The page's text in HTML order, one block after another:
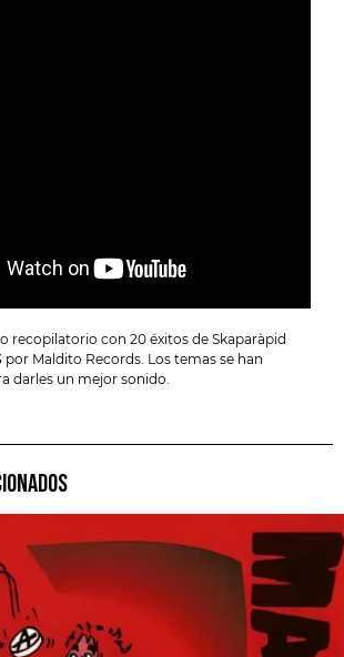
recopilatorio con 20 éxitos de Skaparàpid
por Maldito Records. Los temas se han
darles un mejor sonido.